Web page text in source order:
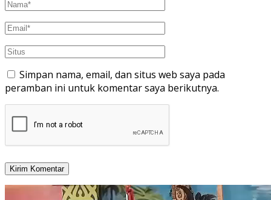
Simpan nama, email, dan situs web saya pada
peramban ini untuk komentar saya berikutnya.